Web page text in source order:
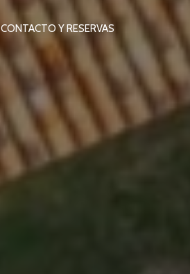
CONTACTO Y RESERVAS